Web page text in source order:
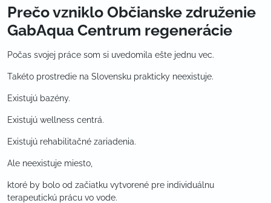
Prečo vzniklo Občianske združenie
GabAqua Centrum regenerácie
Počas svojej práce som si uvedomila ešte jednu vec.
Takéto prostredie na Slovensku prakticky neexistuje.
Existujú bazény.
Existujú wellness centrá.
Existujú rehabilitačné zariadenia.
Ale neexistuje miesto,
ktoré by bolo od začiatku vytvorené pre individuálnu
terapeutickú prácu vo vode.